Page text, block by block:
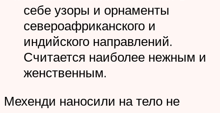
себе узоры и орнаменты
североафриканского и
индийского направлений.
Считается наиболее нежным и
женственным.
Мехенди наносили на тело не